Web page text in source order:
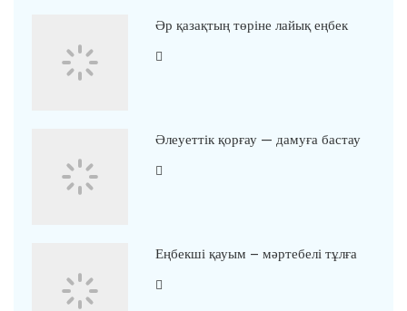
Әр қазақтың төріне лайық еңбек
Әлеуеттік қорғау — дамуға бастау
Еңбекші қауым – мәртебелі тұлға